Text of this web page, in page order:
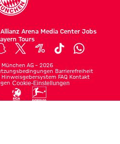
Allianz Arena Media Center Jobs
Tours
München AG – 2026
Barrierefreiheit
Hinweisgebersystem FAQ Kontakt
Cookie-Einstellungen